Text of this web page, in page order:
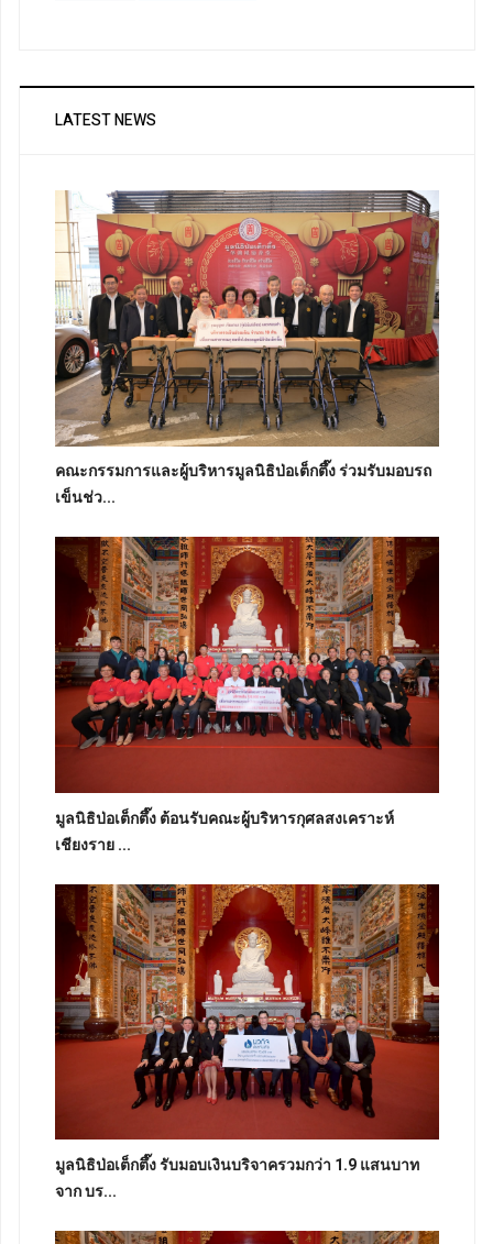
LATEST NEWS
คณะกรรมการและผู้บริหารมูลนิธิป่อเต็กตึ๊ง ร่วมรับมอบรถ
เข็นช่ว...
มูลนิธิป่อเต็กตึ๊ง ต้อนรับคณะผู้บริหารกุศลสงเคราะห์
เชียงราย ...
มูลนิธิป่อเต็กตึ๊ง รับมอบเงินบริจาครวมกว่า 1.9 แสนบาท
จาก บร...